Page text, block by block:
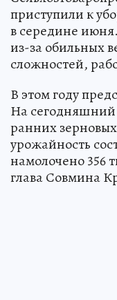
приступили к
в середине
из-за обильных
сложностей,
В этом году
На сегодняшний
ранних
урожайность
намолочено 356
глава Совмина